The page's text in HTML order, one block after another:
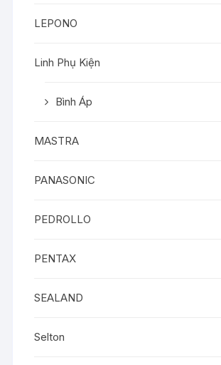
LEPONO
Linh Phụ Kiện
Bình Áp
MASTRA
PANASONIC
PEDROLLO
PENTAX
SEALAND
Selton